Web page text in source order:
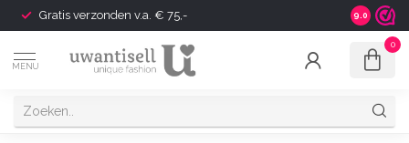
Gratis verzonden v.a. € 75,- Shipping
9.0
MENU
0